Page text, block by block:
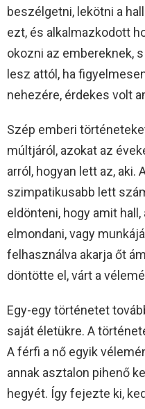
beszélgetni, lekötni a
ezt, és alkalmazkodott
okozni az embereknek,
lesz attól, ha
nehezére, érdekes volt
Szép emberi
múltjáról, azokat az
arról, hogyan lett az, aki.
szimpatikusabb lett
eldönteni, hogy amit
elmondani, vagy
felhasználva akarja őt
döntötte el, várt a
Egy-egy történetet
saját életükre. A
A férfi a nő egyik
annak asztalon pihenő
hegyét. Így fejezte ki,